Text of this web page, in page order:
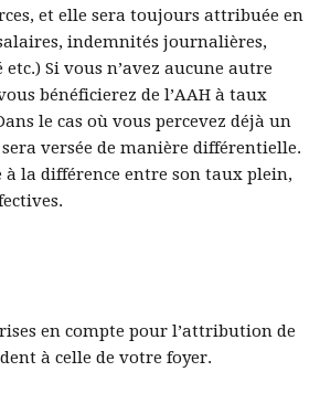
et elle sera toujours attribuée en
indemnités journalières,
Si vous n’avez aucune autre
bénéficierez de l’AAH à taux
le cas où vous percevez déjà un
versée de manière différentielle.
à la différence entre son taux plein,
en compte pour l’attribution de
à celle de votre foyer.